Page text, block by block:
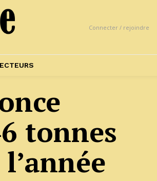
Connecter / rejoindre
tonnes